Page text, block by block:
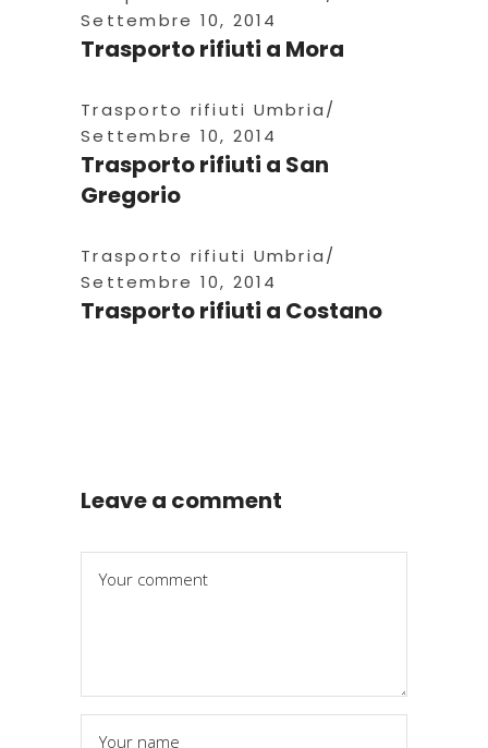
Settembre 10, 2014
Trasporto rifiuti a Mora
Trasporto rifiuti Umbria
Settembre 10, 2014
Trasporto rifiuti a San
Gregorio
Trasporto rifiuti Umbria
Settembre 10, 2014
Trasporto rifiuti a Costano
Leave a comment